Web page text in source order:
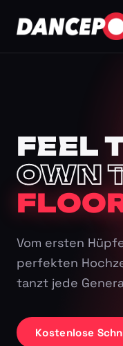
FEEL
OWN
Vom ersten
perfekten
tanzt jede
Kostenlose